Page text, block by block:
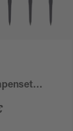
IP 44 7,5 x